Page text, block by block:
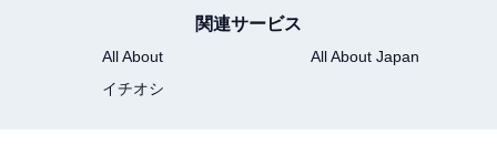
関連サービス
All About
All About Japan
イチオシ